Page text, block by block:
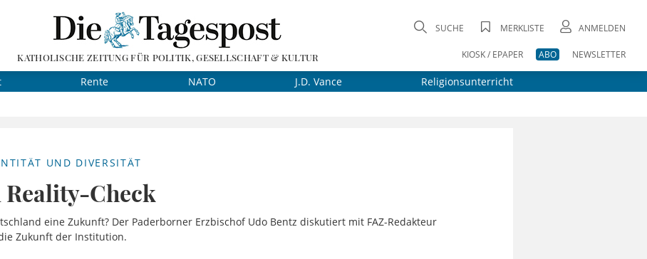
KATHOLISCHE ZEITUNG FÜR POLITIK, GESELLSCHAFT & KULTUR
SUCHE MERKLISTE ANMELDEN
KIOSK / EPAPER ABO NEWSLETTER
Rente NATO J.D. Vance Religionsunterricht
UND DIVERSITÄT
Check
eine Zukunft? Der Paderborner Erzbischof Udo Bentz diskutiert mit FAZ-Redakteur
Zukunft der Institution.